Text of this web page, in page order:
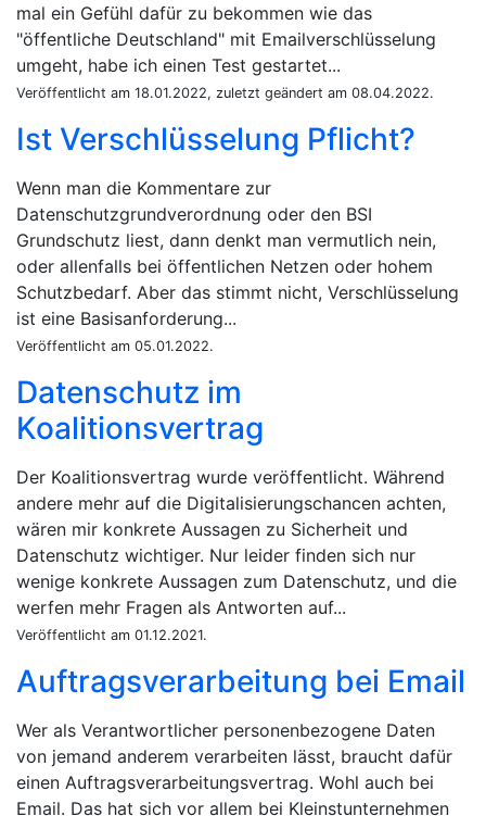
mal ein Gefühl dafür zu bekommen wie das
"öffentliche Deutschland" mit Emailverschlüsselung
umgeht, habe ich einen Test gestartet...
Veröffentlicht am 18.01.2022, zuletzt geändert am 08.04.2022.
Ist Verschlüsselung Pflicht?
Wenn man die Kommentare zur
Datenschutzgrundverordnung oder den BSI
Grundschutz liest, dann denkt man vermutlich nein,
oder allenfalls bei öffentlichen Netzen oder hohem
Schutzbedarf. Aber das stimmt nicht, Verschlüsselung
ist eine Basisanforderung...
Veröffentlicht am 05.01.2022.
Datenschutz im
Koalitionsvertrag
Der Koalitionsvertrag wurde veröffentlicht. Während
andere mehr auf die Digitalisierungschancen achten,
wären mir konkrete Aussagen zu Sicherheit und
Datenschutz wichtiger. Nur leider finden sich nur
wenige konkrete Aussagen zum Datenschutz, und die
werfen mehr Fragen als Antworten auf...
Veröffentlicht am 01.12.2021.
Auftragsverarbeitung bei Email
Wer als Verantwortlicher personenbezogene Daten
von jemand anderem verarbeiten lässt, braucht dafür
einen Auftragsverarbeitungsvertrag. Wohl auch bei
Email. Das hat sich vor allem bei Kleinstunternehmen